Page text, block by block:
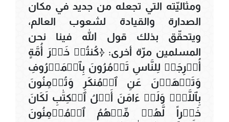
ومثاليّته التي تجعله من جديد في مكان
الصدارة والقيادة لشعوب العالم،
ويتحقّق بذلك قول الله فينا نحن
المسلمين مرّة أخرى: ﴿كُنتُمۡ خَيۡرَ أُمَّةٍ
أُخۡرِجَتۡ لِلنَّاسِ تَأۡمُرُونَ بِٱلۡمَعۡرُوفِ
وَتَنۡهَوۡنَ عَنِ ٱلۡمُنكَرِ وَتُؤۡمِنُونَ
بِٱللَّهِۗ وَلَوۡ ءَامَنَ أَهۡلُ ٱلۡكِتَٰبِ لَكَانَ
خَيۡراً لَّهُمۚ مِّنۡهُمُ ٱلۡمُؤۡمِنُونَ